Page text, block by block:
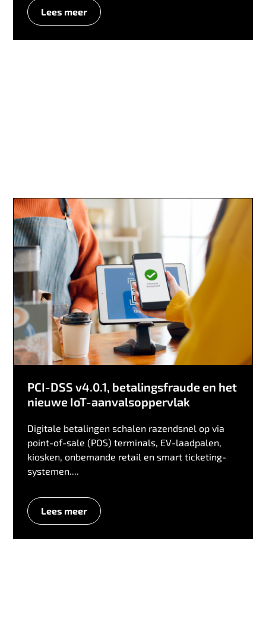
Lees meer
PCI-DSS v4.0.1, betalingsfraude en het
nieuwe IoT-aanvalsoppervlak
Digitale betalingen schalen razendsnel op via
point-of-sale (POS) terminals, EV-laadpalen,
kiosken, onbemande retail en smart ticketing-
systemen....
Lees meer